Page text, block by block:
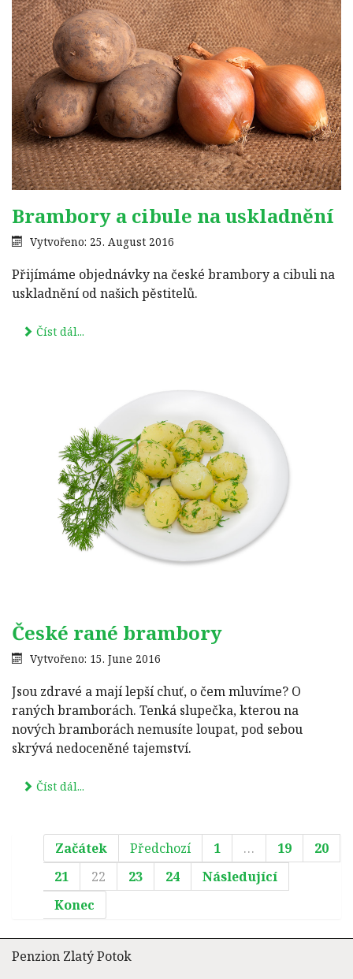
Brambory a cibule na uskladnění
Vytvořeno: 25. August 2016
Přijímáme objednávky na české brambory a cibuli na
uskladnění od našich pěstitelů.
Číst dál...
České rané brambory
Vytvořeno: 15. June 2016
Jsou zdravé a mají lepší chuť, o čem mluvíme? O
raných bramborách. Tenká slupečka, kterou na
nových bramborách nemusíte loupat, pod sebou
skrývá nedoceněné tajemství.
Číst dál...
Začátek Předchozí 1 … 19
20
21
22 23 24
Následující
Konec
Penzion Zlatý Potok